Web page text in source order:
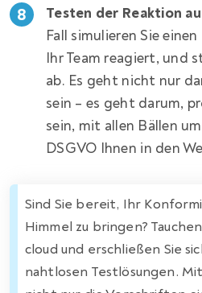
Testen der Reaktion
Fall simulieren Sie
Ihr Team reagiert, und
ab. Es geht nicht nur
sein – es geht darum,
sein, mit allen Bällen
DSGVO Ihnen in den
Sind Sie bereit, Ihr
Himmel zu bringen?
cloud und erschließen Sie
nahtlosen Testlösungen.